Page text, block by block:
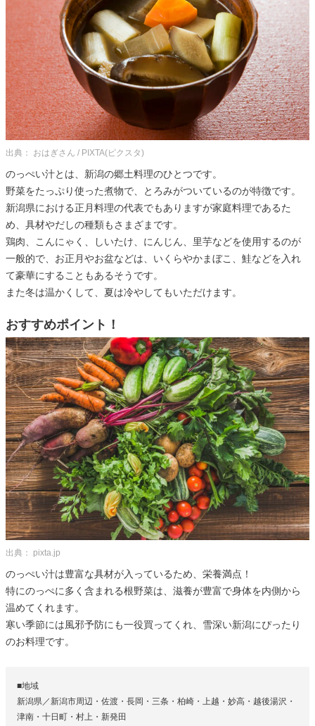
出典： おはぎさん / PIXTA(ピクスタ)
のっぺい汁とは、新潟の郷土料理のひとつです。
野菜をたっぷり使った煮物で、とろみがついているのが特徴です。
新潟県における正月料理の代表でもありますが家庭料理であるた
め、具材やだしの種類もさまざまです。
鶏肉、こんにゃく、しいたけ、にんじん、里芋などを使用するのが
一般的で、お正月やお盆などは、いくらやかまぼこ、鮭などを入れ
て豪華にすることもあるそうです。
また冬は温かくして、夏は冷やしてもいただけます。
おすすめポイント！
出典： pixta.jp
のっぺい汁は豊富な具材が入っているため、栄養満点！
特にのっぺに多く含まれる根野菜は、滋養が豊富で身体を内側から
温めてくれます。
寒い季節には風邪予防にも一役買ってくれ、雪深い新潟にぴったり
のお料理です。
■地域
新潟県／新潟市周辺・佐渡・長岡・三条・柏崎・上越・妙高・越後湯沢・
津南・十日町・村上・新発田